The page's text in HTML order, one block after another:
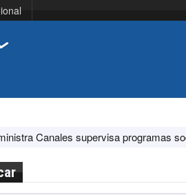
programas sociales y